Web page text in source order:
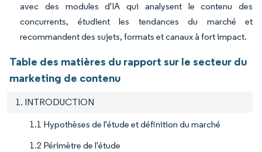
avec des modules d'IA qui analysent le contenu des
concurrents, étudient les tendances du marché et
recommandent des sujets, formats et canaux à fort impact.
Table des matières du rapport sur le secteur du
marketing de contenu
1. INTRODUCTION
1.1 Hypothèses de l'étude et définition du marché
1.2 Périmètre de l'étude